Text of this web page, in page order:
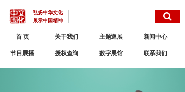
弘扬中华文化
展示中国精神
首 页 关于我们 主题巡展 新闻中心
节目展播 联系我们
授权查询 数字展馆